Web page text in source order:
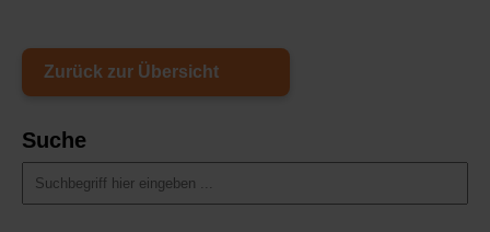
Zurück zur Übersicht
Suche